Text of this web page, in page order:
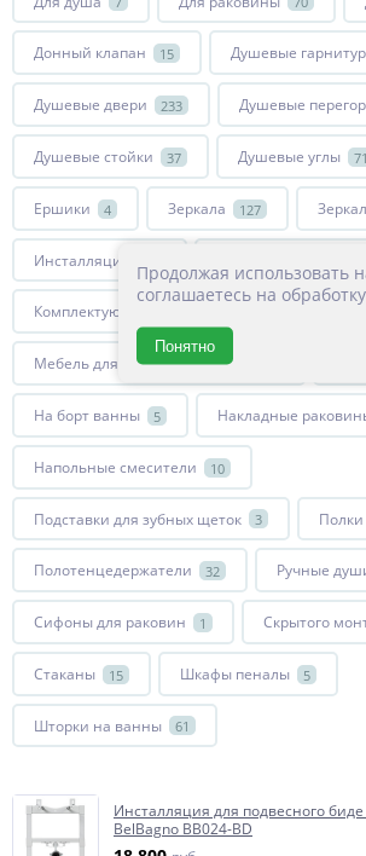
Донный клапан 15 Душевые
Душевые двери 233 Душевые
Душевые стойки 37 Душевые углы
Ершики 4 Зеркала 127
Инсталляции
Комплектующие для смесителей
Мебель для ванной комнаты
На борт ванны 5 Накладные
Напольные смесители 10
Подставки для зубных щеток 3 Полки
Полотенцедержатели 32 Ручные
Сифоны для раковин 1 Скрытого
Стаканы 15 Шкафы пеналы 5
Шторки на ванны 61
Инсталляция для подвесного
BelBagno BB024-BD
Продолжая использовать
соглашаетесь на
Понятно